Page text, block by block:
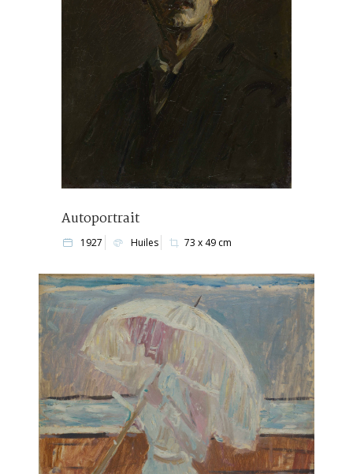
Autoportrait
1927 Huiles 73 x 49 cm